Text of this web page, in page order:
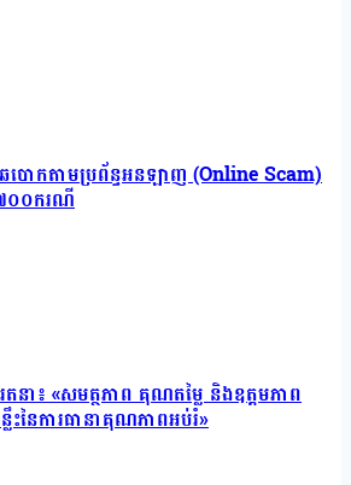
ោកតាមប្រព័ន្ធអនឡាញ (Online Scam)
០០ករណី
ា៖ «សមត្ថភាព គុណតម្លៃ និងឧត្តមភាព
លឹះនៃការធានាគុណភាពអប់រំ»